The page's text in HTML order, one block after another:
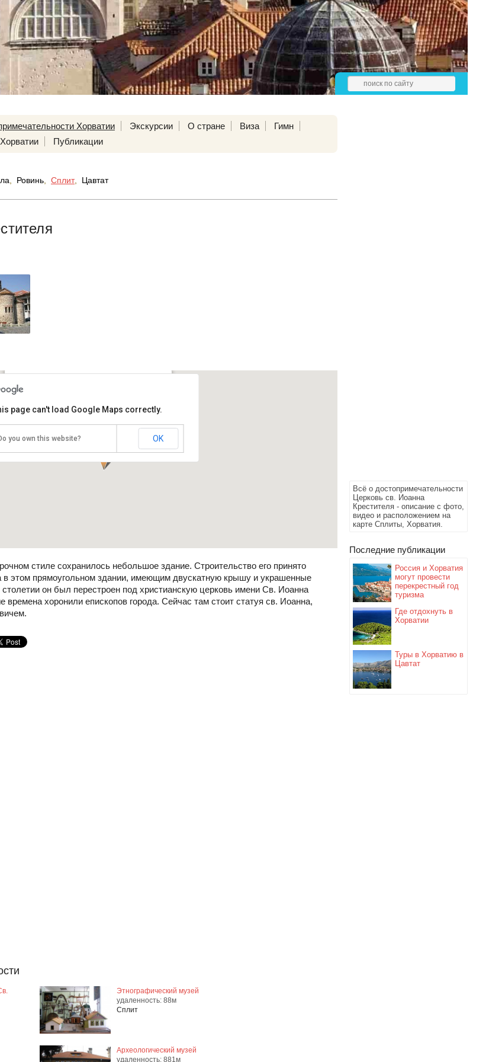
Всё о достопримечательности
Церковь св. Иоанна
Крестителя - описание с фото,
видео и расположением на
карте Сплиты, Хорватия.
Последние публикации
Россия и Хорватия
могут провести
перекрестный год
туризма
Где отдохнуть в
Хорватии
Туры в Хорватию в
Цавтат
Хорватии Экскурсии О стране Виза
Гимн
Публикации
Ровинь Сплит, Цавтат
2
Хорватия, Сплит
page can't load Google Maps correctly.
you own this website? OK
стиле сохранилось небольшое здание. Строительство его принято
этом прямоугольном здании, имеющим двускатную крышу и украшенные
он был перестроен под христианскую церковь имени Св. Иоанна
времена хоронили епископов города. Сейчас там стоит статуя св. Иоанна,
Этнографический музей
удаленность: 88м
Сплит
Археологический музей
удаленность: 881м